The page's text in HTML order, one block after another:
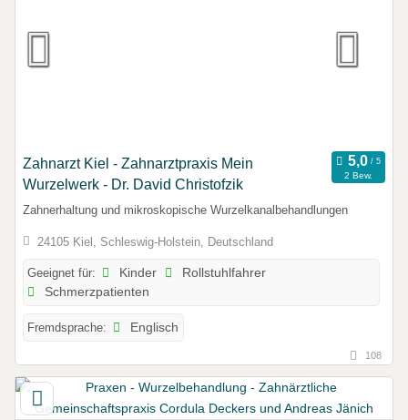
Zahnarzt Kiel - Zahnarztpraxis Mein
Wurzelwerk - Dr. David Christofzik
2 Bew.
Zahnerhaltung und mikroskopische Wurzelkanalbehandlungen
24105 Kiel, Schleswig-Holstein, Deutschland
Geeignet für: Kinder
Rollstuhlfahrer
Schmerzpatienten
Fremdsprache: Englisch
108